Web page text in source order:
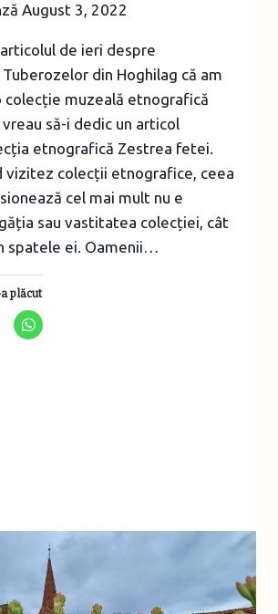
August 3, 2022
de ieri despre
din Hoghilag că am
colecție muzeală etnografică
să-i dedic un articol
etnografică Zestrea fetei.
vizitez colecții etnografice, ceea
cel mai mult nu e
sau vastitatea colecției, cât
spatele ei. Oamenii…
plăcut